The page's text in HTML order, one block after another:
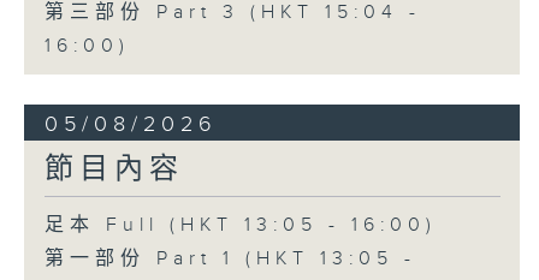
第三部份 Part 3 (HKT 15:04 -
16:00)
05/08/2026
節目內容
足本 Full (HKT 13:05 - 16:00)
第一部份 Part 1 (HKT 13:05 -